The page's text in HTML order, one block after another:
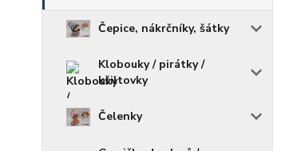
Čepice, nákrčníky, šátky
Klobouky / pirátky /
kšiltovky
Čelenky